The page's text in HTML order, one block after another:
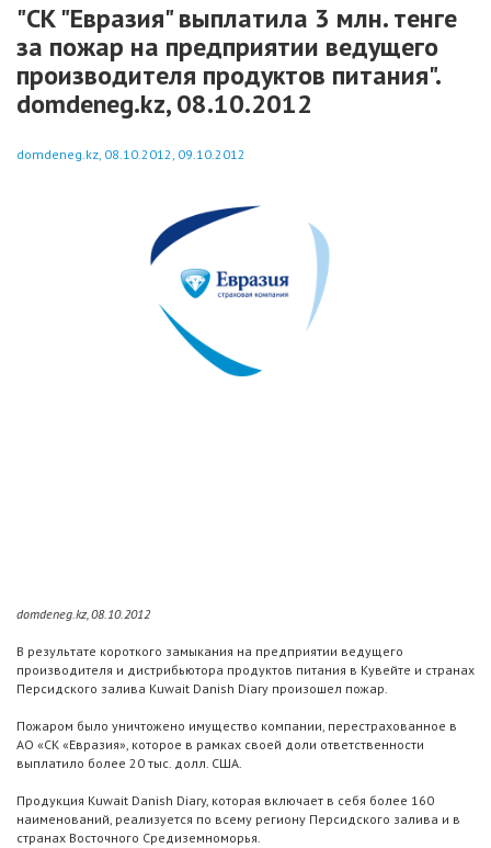
"СК "Евразия" выплатила 3 млн. тенге
за пожар на предприятии ведущего
производителя продуктов питания".
domdeneg.kz, 08.10.2012
domdeneg.kz, 08.10.2012, 09.10.2012
domdeneg.kz, 08.10.2012
В результате короткого замыкания на предприятии ведущего
производителя и дистрибьютора продуктов питания в Кувейте и странах
Персидского залива Kuwait Danish Diary произошел пожар.
Пожаром было уничтожено имущество компании, перестрахованное в
АО «СК «Евразия», которое в рамках своей доли ответственности
выплатило более 20 тыс. долл. США.
Продукция Kuwait Danish Diary, которая включает в себя более 160
наименований, реализуется по всему региону Персидского залива и в
странах Восточного Средиземноморья.